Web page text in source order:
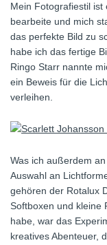
Mein Fotografiestil
bearbeite und mich
das perfekte Bild zu
habe ich das fertige
Ringo Starr nannte
ein Beweis für die
verleihen.
Was ich außerdem
Auswahl an
gehören der Rotalux
Softboxen und kleine
habe, war das
kreatives Abenteuer,